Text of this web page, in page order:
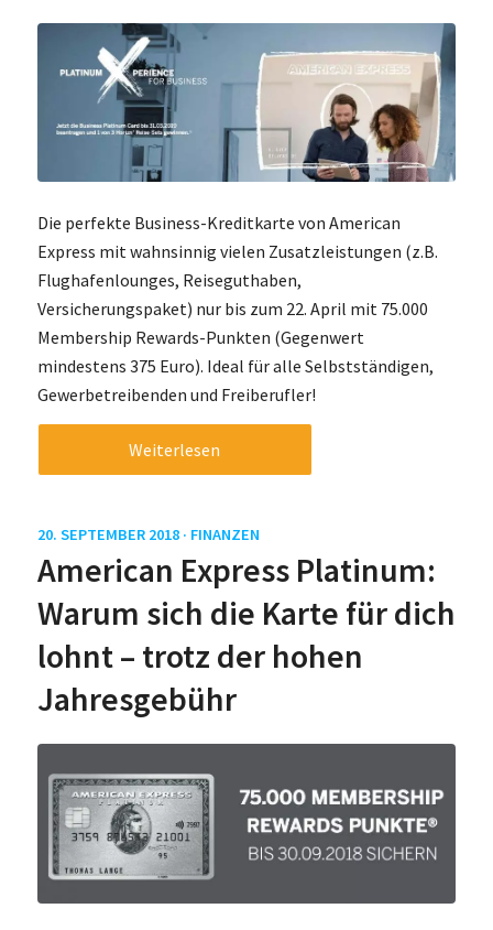
Die perfekte Business-Kreditkarte von American
Express mit wahnsinnig vielen Zusatzleistungen (z.B.
Flughafenlounges, Reiseguthaben,
Versicherungspaket) nur bis zum 22. April mit 75.000
Membership Rewards-Punkten (Gegenwert
mindestens 375 Euro). Ideal für alle Selbstständigen,
Gewerbetreibenden und Freiberufler!
Weiterlesen
20. SEPTEMBER 2018 · FINANZEN
American Express Platinum:
Warum sich die Karte für dich
lohnt – trotz der hohen
Jahresgebühr